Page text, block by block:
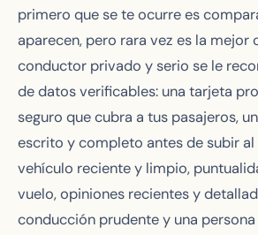
primero que se te ocurre es
aparecen, pero rara vez es la mejor
conductor privado y serio se le
de datos verificables: una tarjeta
seguro que cubra a tus pasajeros,
escrito y completo antes de subir al
vehículo reciente y limpio,
vuelo, opiniones recientes y
conducción prudente y una